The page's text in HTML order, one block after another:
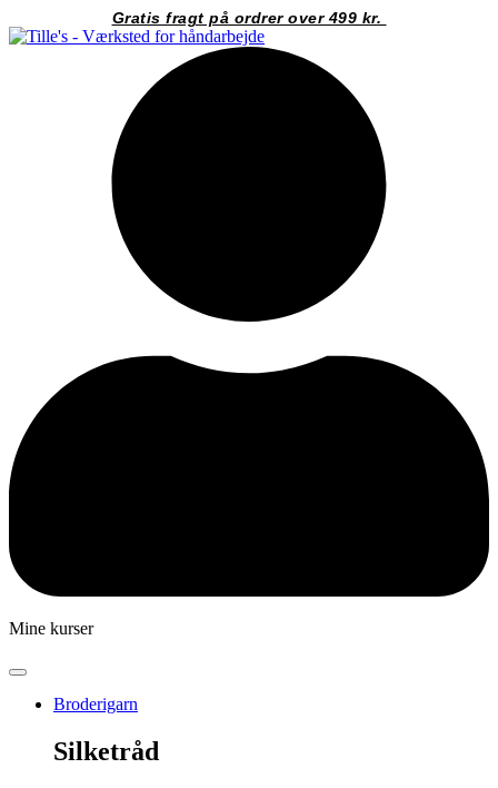
til
Gratis fragt på ordrer over 499 kr.
Mine kurser
Broderigarn
Silketråd